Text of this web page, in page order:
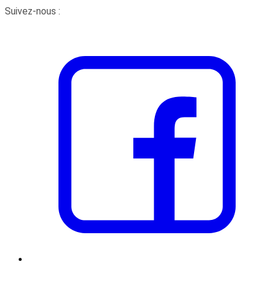
Suivez-nous :